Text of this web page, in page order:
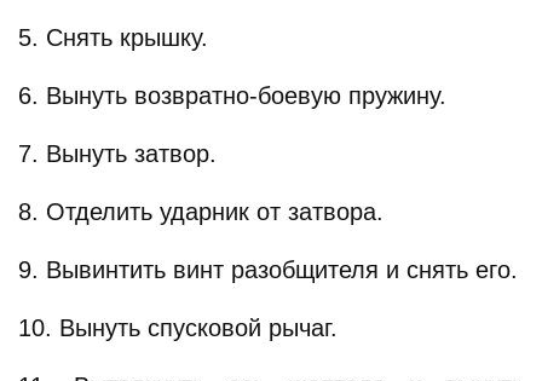
5. Снять крышку.
6. Вынуть возвратно-боевую пружину.
7. Вынуть затвор.
8. Отделить ударник от затвора.
9. Вывинтить винт разобщителя и снять его.
10. Вынуть спусковой рычаг.